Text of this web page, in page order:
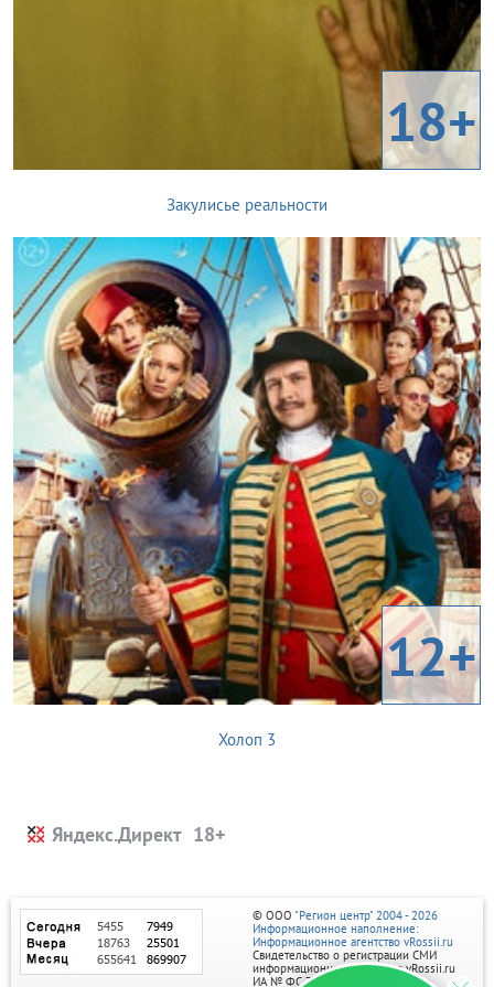
18+
Закулисье реальности
12+
Холоп 3
Яндекс.Директ
© ООО "Регион центр" 2004 - 2026
Информационное наполнение:
Информационное агентство vRossii.ru
Свидетельство о регистрации СМИ
информационного агентства vRossii.ru
ИА № ФС 77‑35502